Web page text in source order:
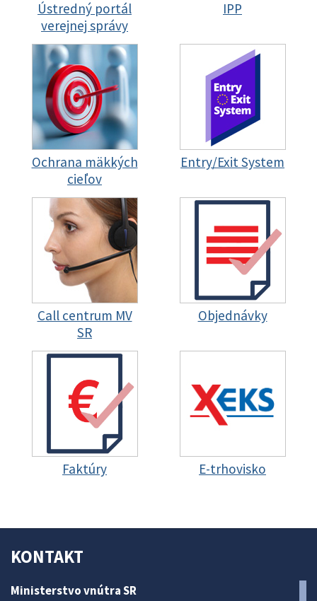
Ústredný portál
verejnej správy
IPP
Ochrana mäkkých
cieľov
Entry/Exit System
Call centrum MV
SR
Objednávky
Faktúry E-trhovisko
KONTAKT
Ministerstvo vnútra SR